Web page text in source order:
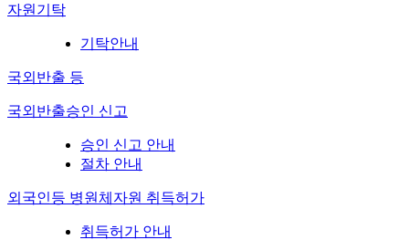
자원기탁
기탁안내
국외반출 등
국외반출승인 신고
승인 신고 안내
절차 안내
외국인등 병원체자원 취득허가
취득허가 안내